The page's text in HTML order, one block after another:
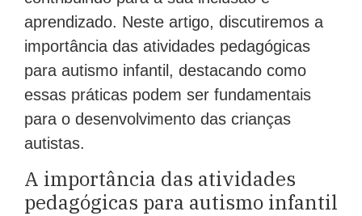
aprendizado. Neste artigo, discutiremos a
importância das atividades pedagógicas
para autismo infantil, destacando como
essas práticas podem ser fundamentais
para o desenvolvimento das crianças
autistas.
A importância das atividades
pedagógicas para autismo infantil